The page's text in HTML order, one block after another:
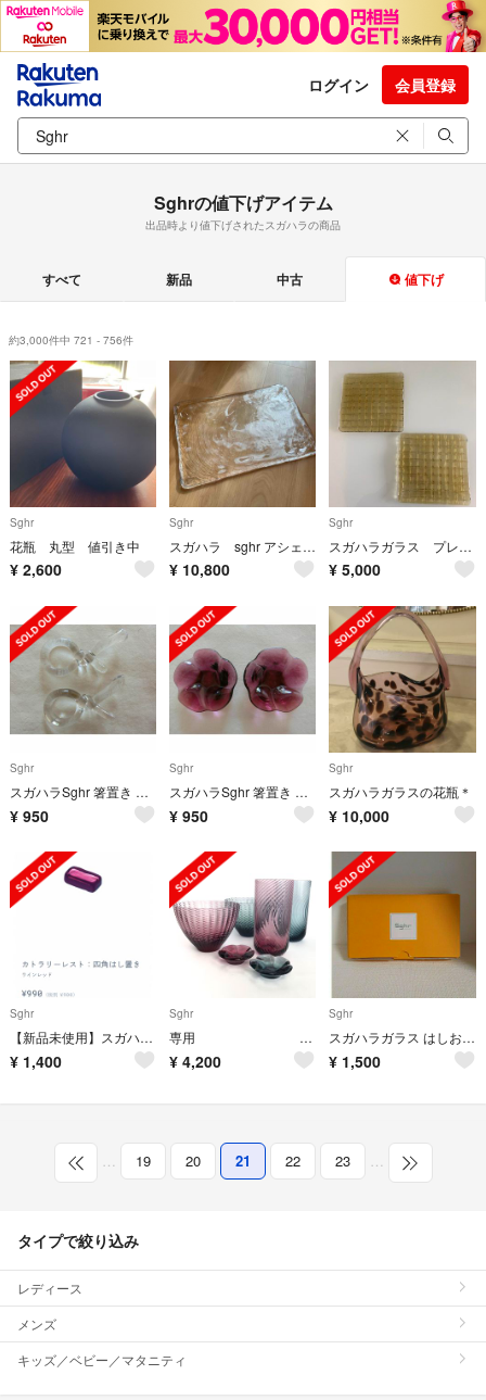
ログイン 会員登録
Sghrの値下げアイテム
出品時より値下げされたスガハラの商品
すべて 新品 中古 値下げ
約3,000件中 721 - 756件
Sghr
花瓶 丸型 値引き中
¥ 2,600
Sghr
スガハラ sghr アシェット assiette 特大
¥ 10,800
Sghr
スガハラガラス プレート
¥ 5,000
Sghr
スガハラSghr 箸置き むすび 2個セット（クリアー）
¥ 950
Sghr
スガハラSghr 箸置き 花 2個セット
¥ 950
Sghr
スガハラガラスの花瓶＊
¥ 10,000
Sghr
【新品未使用】スガハラ sghr カトラリーレスト 箸置き 2個セット
¥ 1,400
Sghr
専用 Sghr スガハラ 硝子 食器 6点
¥ 4,200
Sghr
スガハラガラス はしおき クリアー＋インディゴブルー タン＋ワインレッド
¥ 1,500
… 19 20 21 22 23 …
タイプで絞り込み
レディース
メンズ
キッズ／ベビー／マタニティ